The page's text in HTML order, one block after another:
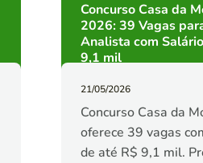
Concurso Casa da
2026: 39 Vagas
Analista com
9,1 mil
21/05/2026
Concurso Casa da
oferece 39 vagas
de até R$ 9,1 mil.